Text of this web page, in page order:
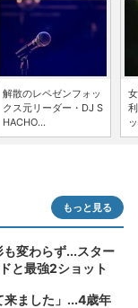
解散のレペゼンフォッ
クス元リーダー・DJ S
HACHO...
もっと見る
変わらず...スター
と最強2ショット
来ました」...4歳年